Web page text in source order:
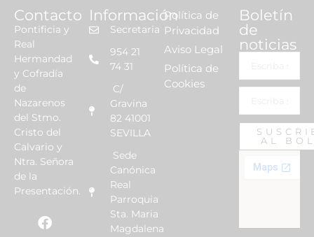
Contacto
Pontificia y
Real
Hermandad
y Cofradía
de
Nazarenos
del Stmo.
Cristo del
Calvario y
Ntra. Señora
de la
Presentación.
Información
Secretaria
954 21
74 31
C/
Gravina
82 41001
SEVILLA
Sede
Canónica
Real
Parroquia
Sta. Maria
Magdalena
Política de
Privacidad
Aviso Legal
Política de
Cookies
Boletín
de
noticias
AL